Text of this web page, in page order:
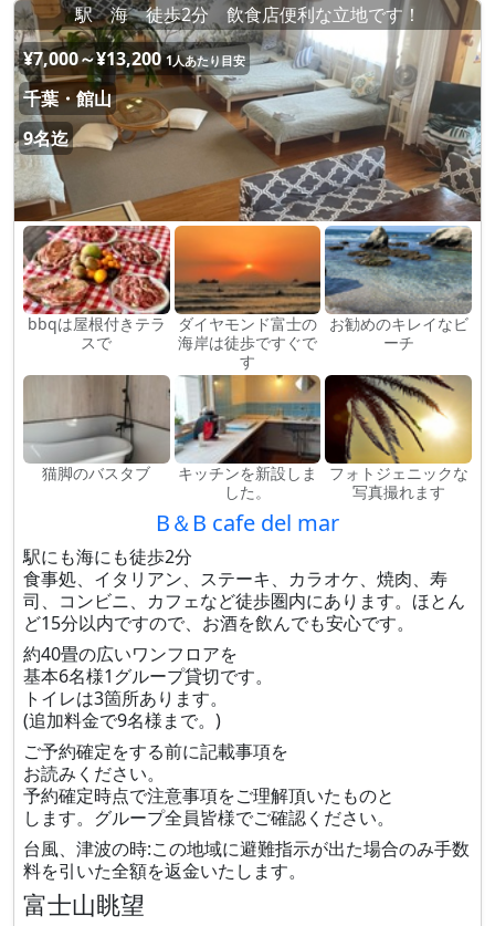
駅 海 徒歩2分 飲食店便利な立地です！
¥7,000～¥13,200 1人あたり目安
千葉・館山
9名迄
bbqは屋根付きテラ
スで
ダイヤモンド富士の
海岸は徒歩ですぐで
す
お勧めのキレイなビ
ーチ
猫脚のバスタブ
キッチンを新設しま
した。
フォトジェニックな
写真撮れます
B＆B cafe del mar
駅にも海にも徒歩2分
食事処、イタリアン、ステーキ、カラオケ、焼肉、寿
司、コンビニ、カフェなど徒歩圏内にあります。ほとん
ど15分以内ですので、お酒を飲んでも安心です。
約40畳の広いワンフロアを
基本6名様1グループ貸切です。
トイレは3箇所あります。
(追加料金で9名様まで。)
ご予約確定をする前に記載事項を
お読みください。
予約確定時点で注意事項をご理解頂いたものと
します。グループ全員皆様でご確認ください。
台風、津波の時:この地域に避難指示が出た場合のみ手数
料を引いた全額を返金いたします。
富士山眺望